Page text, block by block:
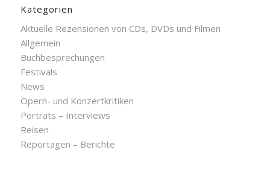
Kategorien
Aktuelle Rezensionen von CDs, DVDs und Filmen
Allgemein
Buchbesprechungen
Festivals
News
Opern- und Konzertkritiken
Porträts – Interviews
Reisen
Reportagen – Berichte